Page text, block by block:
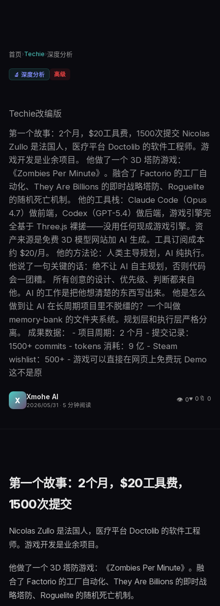
首页›Techie›深度分析
🔬 深度分析 高级
Techie改编版
第一个故事：2个月，$20工具费，1500次提交 Nicolas
Zullo 是法国人，医疗平台 Doctolib 的软件工程师。游
戏开发是业余项目。 他做了一个 3D 塔防游戏：
《Zombies Per Minute》。融合了 Factorio 的工厂自
动化、They Are Billions 的即时战略塔防、Roguelite
的随机死亡机制。 他的工具栈：Claude Code（Opus
4.7）做前端，Codex（GPT-5.4）做后端，游戏引擎完
全基于 Three.js 裸搓——没用任何现成游戏引擎。资
产来源是免费 3D 模型网站加 AI 生成。工具订阅成本
约 $20/月。 他的方法论：人类主导规划，AI 纯执行。
他说了一句关键的话：绝不让 AI 自主规划，否则代码
会一团糟。 所有创意的设计、优先级、判断都来自
他。AI 的工作是把他想清楚的东西写出来。 他是怎么
做到让 AI 在长周期项目里不脱缰的？一个叫做
memory-bank 的文件夹系统。规划层和执行层严格分
离。 成果数据： - 项目周期：2 个月 - 提交记录：
1500+ commits - tokens 消耗：9 亿 - Steam
wishlist：500+ - 游戏可以直接在网页上免费玩 Demo
这不是原
X Xmohe AI
2026/05/31 · 5 分钟阅读
👁 0♥ 0 🔖 0
第一个故事：2个月，$20工具费，
1500次提交
Nicolas Zullo 是法国人，医疗平台 Doctolib 的软件工程
师。游戏开发是业余项目。
他做了一个 3D 塔防游戏：《Zombies Per Minute》。融
合了 Factorio 的工厂自动化、They Are Billions 的即时战
略塔防、Roguelite 的随机死亡机制。